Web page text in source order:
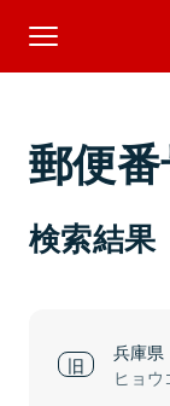
郵便
検索結果
兵庫県
ヒョウ